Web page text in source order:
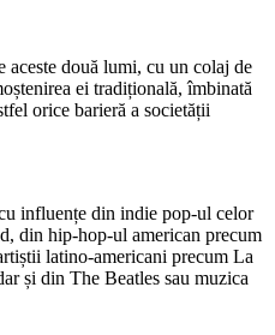
aceste două lumi, cu un colaj de
ei tradițională, îmbinată
orice barieră a societății
influențe din indie pop-ul celor
din hip-hop-ul american precum
latino-americani precum La
și din The Beatles sau muzica